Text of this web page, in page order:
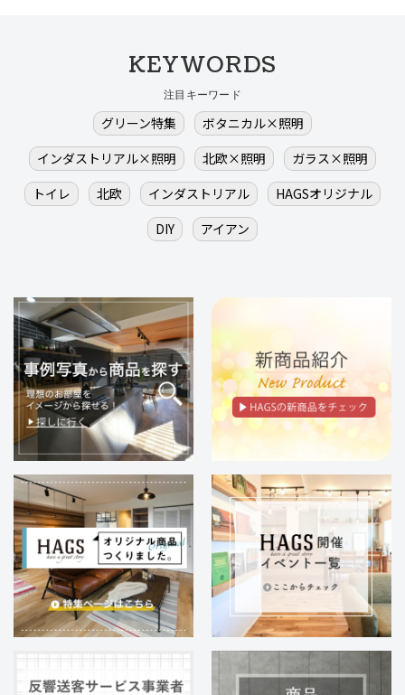
KEYWORDS
注目キーワード
グリーン特集
ボタニカル×照明
インダストリアル×照明
北欧×照明
ガラス×照明
トイレ
北欧 インダストリアル
HAGSオリジナル
DIY
アイアン